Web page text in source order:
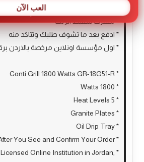
* مسرب لتنقيط الزيت
* ادفع بعد ما تشوف طلبك وتتاكد منه
* اول مؤسسة اونلاين مرخصة بالاردن برقم
* Conti Grill 1800 Watts GR-18G51-R
* 1800 Watts
* 5 Heat Levels
* Granite Plates
* Oil Drip Tray
* Pay After You See and Confirm Your Order
Licensed Online Institution in Jordan,
العب الآن